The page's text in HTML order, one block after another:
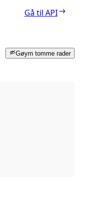
Gå til API
Gøym tomme rader